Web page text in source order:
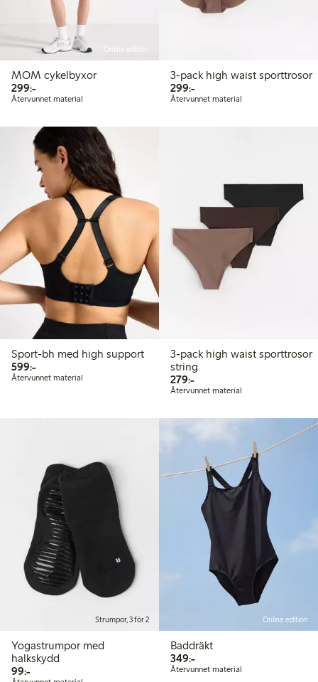
MOM cykelbyxor
299:-299,00 kr
Återvunnet material
3-pack high waist sporttrosor
299:-299,00 kr
Återvunnet material
Sport-bh med high support
599:-599,00 kr
Återvunnet material
3-pack high waist sporttrosor
string
279:-279,00 kr
Återvunnet material
Strumpor, 3 för 2
Yogastrumpor med
halkskydd
99:-99,00 kr
Online edition
Baddräkt
349:-349,00 kr
Återvunnet material